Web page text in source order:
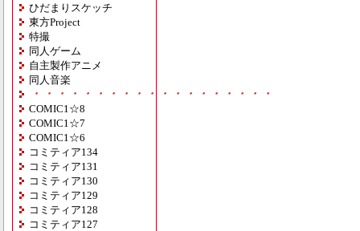
ひだまりスケッチ
東方Project
特撮
同人ゲーム
自主製作アニメ
同人音楽
・・・・・・・・・・・・・・・・・・・
COMIC1☆8
COMIC1☆7
COMIC1☆6
コミティア134
コミティア131
コミティア130
コミティア129
コミティア128
コミティア127